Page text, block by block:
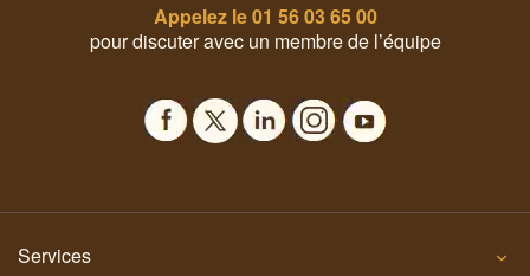
Appelez le01 56 03 65 00
pour discuter avec un membre de l’équipe
Services